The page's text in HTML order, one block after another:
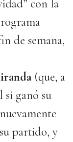
con la
de semana,
(que, a
si ganó su
partido, y